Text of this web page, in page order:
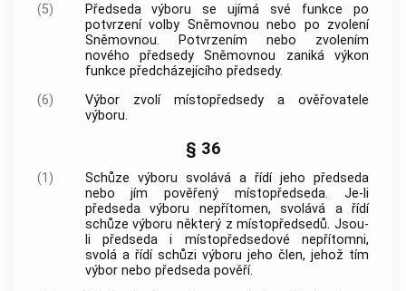
(5)
Předseda výboru se ujímá své funkce po
potvrzení volby Sněmovnou nebo po zvolení
Sněmovnou. Potvrzením nebo zvolením
nového předsedy Sněmovnou zaniká výkon
funkce předcházejícího předsedy.
(6)
Výbor zvolí místopředsedy a ověřovatele
výboru.
§ 36
(1)
Schůze výboru svolává a řídí jeho předseda
nebo jím pověřený místopředseda. Je-li
předseda výboru nepřítomen, svolává a řídí
schůze výboru některý z místopředsedů. Jsou-
li předseda i místopředsedové nepřítomni,
svolá a řídí schůzi výboru jeho člen, jehož tím
výbor nebo předseda pověří.